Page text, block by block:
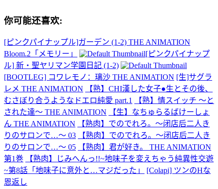
你可能还喜欢:
[ピンクパイナップル]ガーデン (1-2) THE ANIMATION
Bloom.2「メモリー」
[ピンクパイナップ
ル] 新・聖ヤリマン学園日記 (1-2)
[BOOTLEG] コワレモノ：璃沙 THE ANIMATION [生]サグラ
レメ THE ANIMATION
【熟】CHI漢した女子●生とその後、
むさぼり合うようなドエロ純愛 part.1
【熟】情スイッチ ～と
された達～ THE ANIMATION
【生】なちゅらるばけーしょ
ん THE ANIMATION
【熟肉】でのでれろ。〜闭店后二人き
りのサロンで…〜 03
【熟肉】でのでれろ。〜闭店后二人き
りのサロンで…〜 05
【熟肉】君が好き。 THE ANIMATION
第1巻
【熟肉】じみへんっ!!~地味子を変えちゃう純異性交遊
~第8話「地味子に意外と…マジだった」
[Colapi] ツンのHな
恩返し